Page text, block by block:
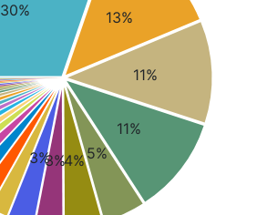
30% 13%
11%
11%
5%
4%
3%
3%